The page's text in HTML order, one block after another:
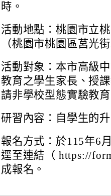
時。
活動地點：桃園市立
（桃園市桃園區莒光
活動對象：本市高級
教育之學生家長、授
請非學校型態實驗教
研習內容：自學生的
報名方式：於115年6
逕至連結（ https://
成報名。